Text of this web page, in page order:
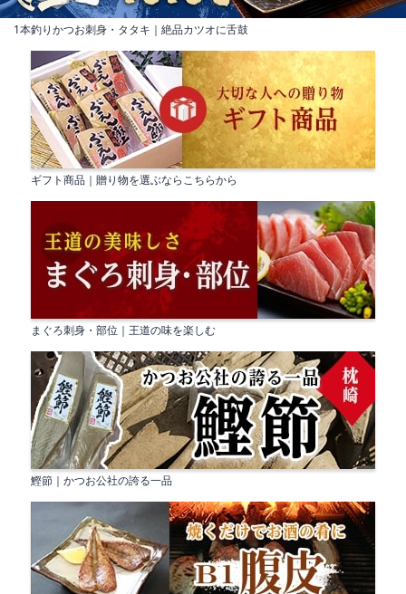
1本釣りかつお刺身・タタキ｜絶品カツオに舌鼓
ギフト商品｜贈り物を選ぶならこちらから
まぐろ刺身・部位｜王道の味を楽しむ
鰹節｜かつお公社の誇る一品